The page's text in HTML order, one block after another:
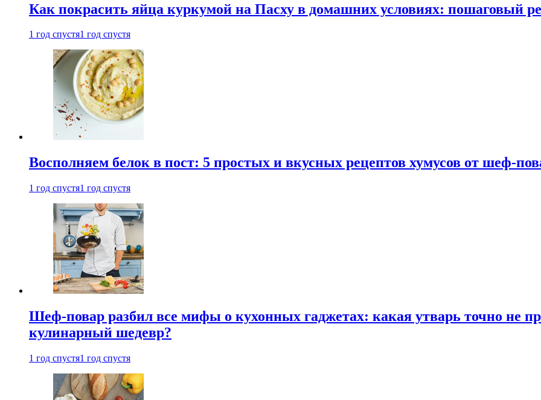
Как покрасить яйца куркумой на Пасху в домашних условиях: пошаговый
1 год спустя1 год спустя
Восполняем белок в пост: 5 простых и вкусных рецептов хумусов от шеф-
1 год спустя1 год спустя
Шеф-повар разбил все мифы о кухонных гаджетах: какая утварь точно не
кулинарный шедевр?
1 год спустя1 год спустя